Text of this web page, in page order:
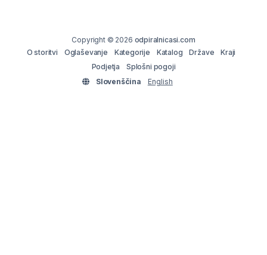
Copyright © 2026 odpiralnicasi.com
O storitvi
Oglaševanje Kategorije Katalog Države
Kraji
Podjetja
Splošni pogoji
Slovenščina
English